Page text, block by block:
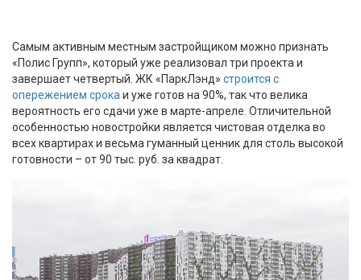
Самым активным местным застройщиком можно признать
«Полис Групп», который уже реализовал три проекта и
завершает четвертый. ЖК «ПаркЛэнд» строится с
опережением срокаи уже готов на 90%, так что велика
вероятность его сдачи уже в марте-апреле. Отличительной
особенностью новостройки является чистовая отделка во
всех квартирах и весьма гуманный ценник для столь высокой
готовности – от 90 тыс. руб. за квадрат.